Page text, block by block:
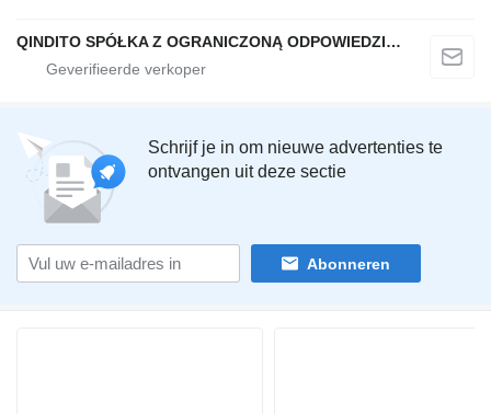
QINDITO SPÓŁKA Z OGRANICZONĄ ODPOWIEDZIALNOŚCIĄ
Schrijf je in om nieuwe advertenties te
ontvangen uit deze sectie
Abonneren